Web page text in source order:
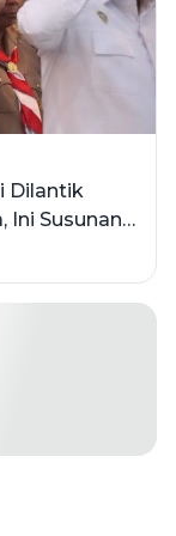
Champions
Dilantik
Ini Susunan